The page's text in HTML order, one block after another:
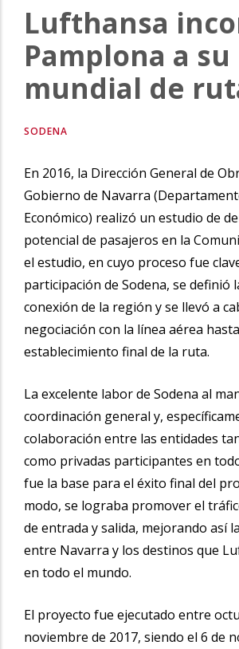
la
navegación
Lufthansa
Pamplona a su
mundial de
SODENA
En 2016, la Dirección General de
Gobierno de Navarra
Económico) realizó un estudio de
potencial de pasajeros en la
el estudio, en cuyo proceso fue
participación de Sodena, se definió
conexión de la región y se llevó a
negociación con la línea aérea
establecimiento final de la ruta.
La excelente labor de Sodena al
coordinación general y,
colaboración entre las entidades
como privadas participantes en
fue la base para el éxito final del
modo, se lograba promover el
de entrada y salida, mejorando así
entre Navarra y los destinos que
en todo el mundo.
El proyecto fue ejecutado entre
noviembre de 2017, siendo el 6 de